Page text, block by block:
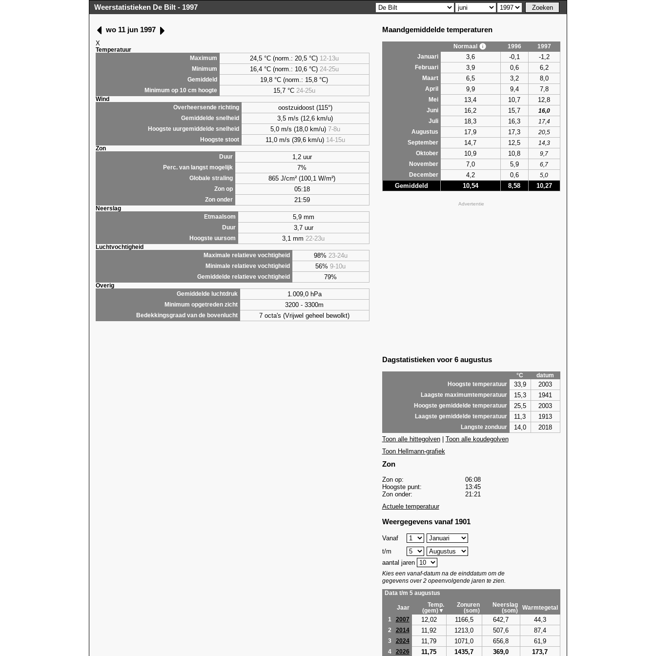
Weerstatistieken De Bilt - 1997
wo 11 jun 1997
X
Temperatuur
Maximum
24,5 °C (norm.: 20,5 °C) 12-13u
Minimum 16,4 °C (norm.: 10,6 °C) 24-25u
Gemiddeld 19,8 °C (norm.: 15,8 °C)
Minimum op 10 cm hoogte 15,7 °C 24-25u
Wind
Overheersende richting
oostzuidoost (115°)
Gemiddelde snelheid 3,5 m/s (12,6 km/u)
Hoogste uurgemiddelde snelheid 5,0 m/s (18,0 km/u) 7-8u
Hoogste stoot 11,0 m/s (39,6 km/u) 14-15u
Zon
Duur
1,2 uur
Perc. van langst mogelijk 7%
Globale straling 865 J/cm² (100,1 W/m²)
Zon op 05:18
Zon onder 21:59
Neerslag
Etmaalsom
5,9 mm
Duur 3,7 uur
Hoogste uursom 3,1 mm 22-23u
Luchtvochtigheid
Maximale relatieve vochtigheid
98% 23-24u
Minimale relatieve vochtigheid 56%9-10u
Gemiddelde relatieve vochtigheid 79%
Overig
Gemiddelde luchtdruk
1.009,0 hPa
Minimum opgetreden zicht 3200 - 3300m
Bedekkingsgraad van de bovenlucht 7 octa's (Vrijwel geheel bewolkt)
Maandgemiddelde temperaturen
Normaal 1996
1997
Januari
3,6 -0,1 -1,2
Februari 3,9 0,6 6,2
Maart 6,5 3,2 8,0
April 9,9 9,4 7,8
Mei 13,4 10,7 12,8
Juni 16,2 15,7
16,0
Juli
18,3 16,3
17,4
Augustus
17,9 17,3
20,5
September
14,7 12,5
14,3
Oktober
10,9 10,8
9,7
November
7,0 5,9
6,7
December
4,2 0,6 5,0
Gemiddeld 10,54 8,58 10,27
Advertentie
Dagstatistieken voor 6 augustus
°C
datum
Hoogste temperatuur
33,9 2003
Laagste maximumtemperatuur 15,3 1941
Hoogste gemiddelde temperatuur 25,5 2003
Laagste gemiddelde temperatuur 11,3 1913
Langste zonduur 14,0
2018
Toon alle hittegolven| Toon alle koudegolven
Toon Hellmann-grafiek
Zon
Zon op:
06:08
Hoogste punt:
13:45
Zon onder:
21:21
Actuele temperatuur
Weergegevens vanaf 1901
Vanaf
t/m
aantal jaren
Kies een vanaf-datum na de einddatum om de
gegevens over 2 opeenvolgende jaren te zien.
Data t/m 5 augustus
Jaar
Temp.
(gem)▼
Zonuren
(som)
Neerslag
(som)
Warmtegetal
1
2007 12,02 1166,5 642,7 44,3
2 2014 11,92 1213,0 507,6 87,4
3 2024 11,79 1071,0 656,8 61,9
4 2026 11,75 1435,7 369,0 173,7